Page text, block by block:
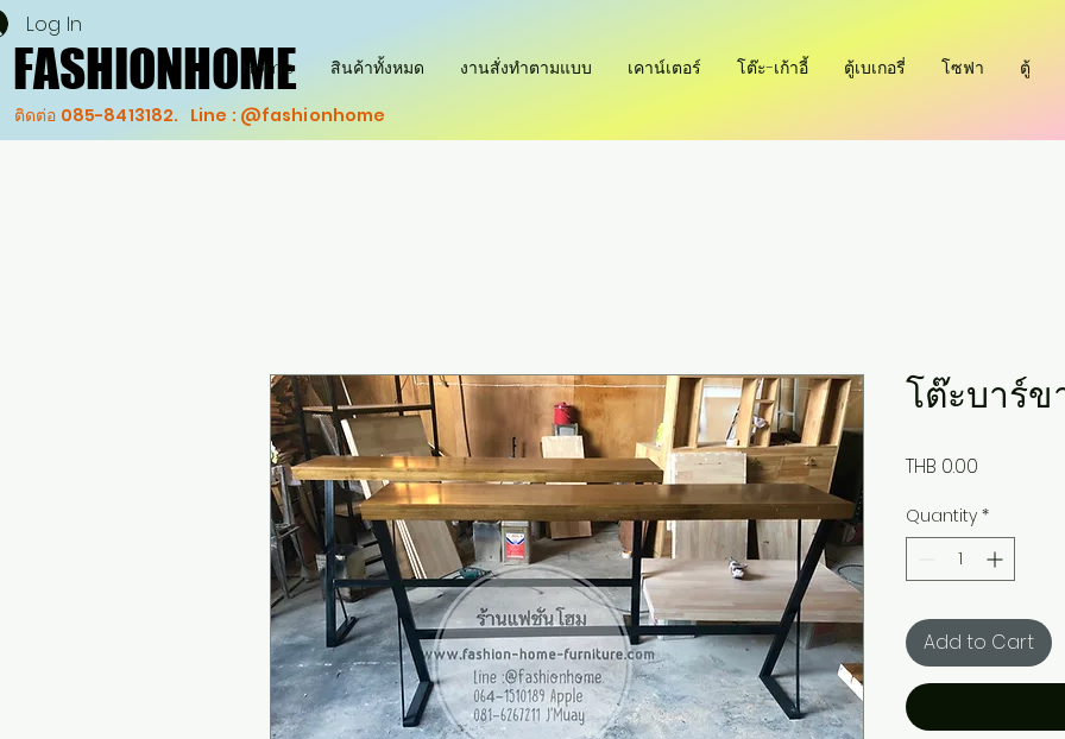
FASHIONHOME
FASHIONHOME
ติดต่อ 085-8413182. Line : @fashionhome
Log In
Home สินค้าทั้งหมด งานสั่งทำตามแบบ เคาน์เตอร์ โต๊ะ-เก้าอี้ ตู้เบเกอรี่ โซฟา ตู้
โต๊ะบาร์ข
THB 0.00
Quantity *
Add to Cart